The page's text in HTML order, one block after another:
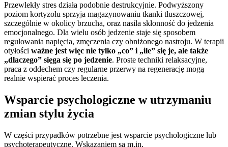
Przewlekły stres działa podobnie destrukcyjnie. Podwyższony
poziom kortyzolu sprzyja magazynowaniu tkanki tłuszczowej,
szczególnie w okolicy brzucha, oraz nasila skłonność do jedzenia
emocjonalnego. Dla wielu osób jedzenie staje się sposobem
regulowania napięcia, zmęczenia czy obniżonego nastroju. W terapii
otyłości ważne jest więc nie tylko „co” i „ile” się je, ale także
„dlaczego” sięga się po jedzenie. Proste techniki relaksacyjne,
praca z oddechem czy regularne przerwy na regenerację mogą
realnie wspierać proces leczenia.
Wsparcie psychologiczne w utrzymaniu
zmian stylu życia
W części przypadków potrzebne jest wsparcie psychologiczne lub
psychoterapeutyczne. Wskazaniem są m.in.